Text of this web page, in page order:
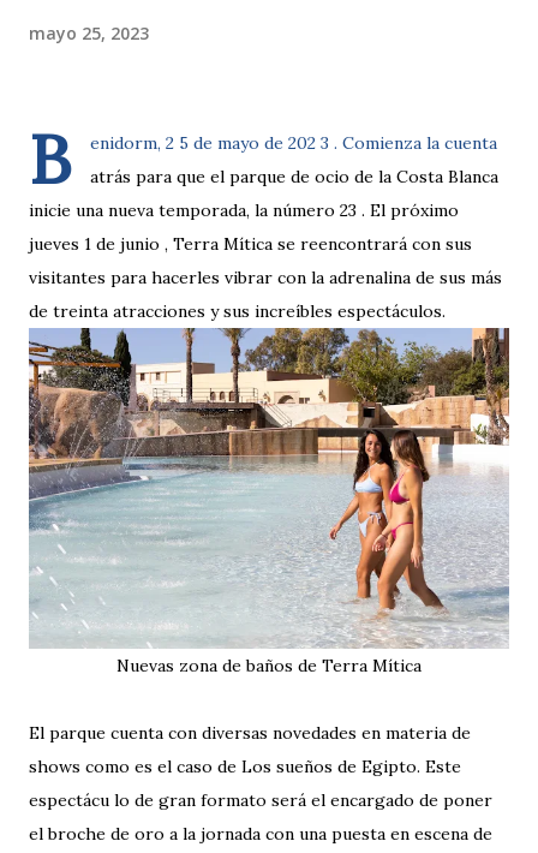
mayo 25, 2023
B
enidorm, 2 5 de mayo de 202 3 . Comienza la cuenta
atrás para que el parque de ocio de la Costa Blanca
inicie una nueva temporada, la número 23 . El próximo
jueves 1 de junio , Terra Mítica se reencontrará con sus
visitantes para hacerles vibrar con la adrenalina de sus más
de treinta atracciones y sus increíbles espectáculos.
Nuevas zona de baños de Terra Mítica
El parque cuenta con diversas novedades en materia de
shows como es el caso de Los sueños de Egipto. Este
espectácu lo de gran formato será el encargado de poner
el broche de oro a la jornada con una puesta en escena de